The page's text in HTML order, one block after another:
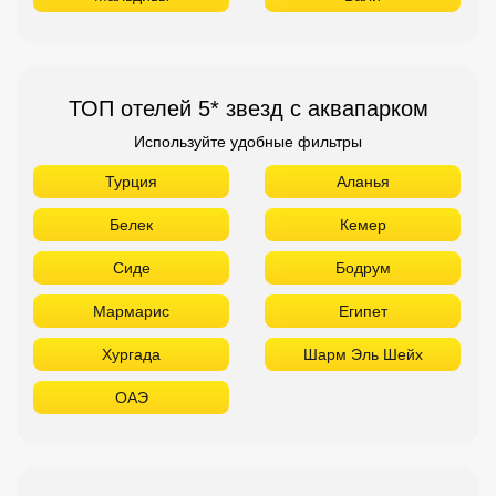
ТОП отелей 5* звезд с аквапарком
Используйте удобные фильтры
Турция Аланья
Белек Кемер
Сиде Бодрум
Мармарис Египет
Хургада Шарм Эль Шейх
ОАЭ